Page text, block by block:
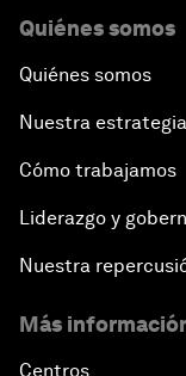
Quiénes somos
Quiénes somos
Nuestra estrategia
Cómo trabajamos
Liderazgo y
Nuestra
Más
Centros